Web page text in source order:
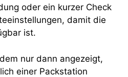
oder ein kurzer Check
damit die
ist.
nur dann angezeigt,
einer Packstation